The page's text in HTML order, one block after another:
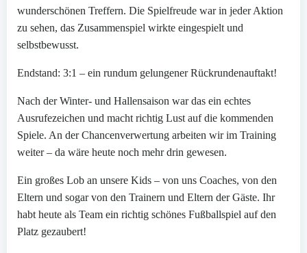
wunderschönen Treffern. Die Spielfreude war in jeder Aktion
zu sehen, das Zusammenspiel wirkte eingespielt und
selbstbewusst.
Endstand: 3:1 – ein rundum gelungener Rückrundenauftakt!
Nach der Winter- und Hallensaison war das ein echtes
Ausrufezeichen und macht richtig Lust auf die kommenden
Spiele. An der Chancenverwertung arbeiten wir im Training
weiter – da wäre heute noch mehr drin gewesen.
Ein großes Lob an unsere Kids – von uns Coaches, von den
Eltern und sogar von den Trainern und Eltern der Gäste. Ihr
habt heute als Team ein richtig schönes Fußballspiel auf den
Platz gezaubert!